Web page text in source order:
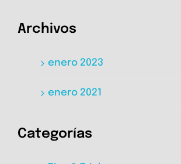
Archivos
enero 2023
enero 2021
Categorías